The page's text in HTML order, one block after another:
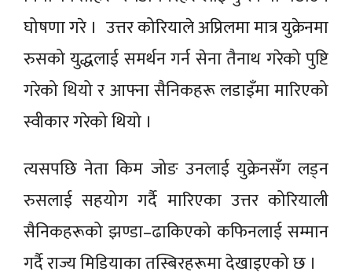
घोषणा गरे । उत्तर कोरियाले अप्रिलमा मात्र युक्रेनमा
रुसको युद्धलाई समर्थन गर्न सेना तैनाथ गरेको पुष्टि
गरेको थियो र आफ्ना सैनिकहरू लडाइँमा मारिएको
स्वीकार गरेको थियो ।
त्यसपछि नेता किम जोङ उनलाई युक्रेनसँग लड्न
रुसलाई सहयोग गर्दै मारिएका उत्तर कोरियाली
सैनिकहरूको झण्डा–ढाकिएको कफिनलाई सम्मान
गर्दै राज्य मिडियाका तस्बिरहरूमा देखाइएको छ ।